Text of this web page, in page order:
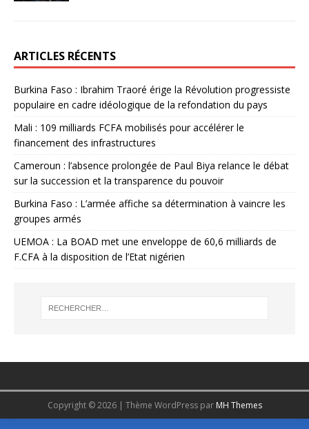
ARTICLES RÉCENTS
Burkina Faso : Ibrahim Traoré érige la Révolution progressiste
populaire en cadre idéologique de la refondation du pays
Mali : 109 milliards FCFA mobilisés pour accélérer le
financement des infrastructures
Cameroun : l’absence prolongée de Paul Biya relance le débat
sur la succession et la transparence du pouvoir
Burkina Faso : L’armée affiche sa détermination à vaincre les
groupes armés
UEMOA : La BOAD met une enveloppe de 60,6 milliards de
F.CFA à la disposition de l’Etat nigérien
Copyright © 2026 | Thème WordPress par MH Themes